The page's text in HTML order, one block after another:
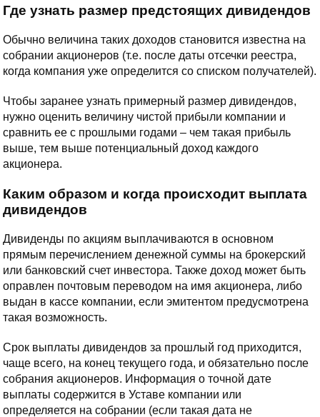
Где узнать размер предстоящих дивидендов
Обычно величина таких доходов становится известна на
собрании акционеров (т.е. после даты отсечки реестра,
когда компания уже определится со списком получателей).
Чтобы заранее узнать примерный размер дивидендов,
нужно оценить величину чистой прибыли компании и
сравнить ее с прошлыми годами – чем такая прибыль
выше, тем выше потенциальный доход каждого
акционера.
Каким образом и когда происходит выплата
дивидендов
Дивиденды по акциям выплачиваются в основном
прямым перечислением денежной суммы на брокерский
или банковский счет инвестора. Также доход может быть
оправлен почтовым переводом на имя акционера, либо
выдан в кассе компании, если эмитентом предусмотрена
такая возможность.
Срок выплаты дивидендов за прошлый год приходится,
чаще всего, на конец текущего года, и обязательно после
собрания акционеров. Информация о точной дате
выплаты содержится в Уставе компании или
определяется на собрании (если такая дата не